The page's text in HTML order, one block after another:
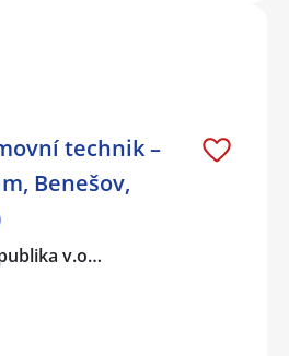
technik –
Benešov,
v.o…